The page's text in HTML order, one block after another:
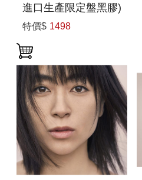
進口生產限定盤黑膠)
特價$ 1498